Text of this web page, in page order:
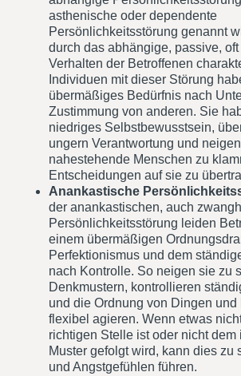
asthenische oder dependente
Persönlichkeitsstörung genannt
durch das abhängige, passive,
Verhalten der Betroffenen
Individuen mit dieser Störung
übermäßiges Bedürfnis nach
Zustimmung von anderen. Sie
niedriges Selbstbewusstsein,
ungern Verantwortung und
nahestehende Menschen zu
Entscheidungen auf sie zu
Anankastische
der anankastischen, auch
Persönlichkeitsstörung leiden
einem übermäßigen
Perfektionismus und dem
nach Kontrolle. So neigen sie zu
Denkmustern, kontrollieren
und die Ordnung von Dingen und
flexibel agieren. Wenn etwas
richtigen Stelle ist oder nicht dem
Muster gefolgt wird, kann dies zu
und Angstgefühlen führen.